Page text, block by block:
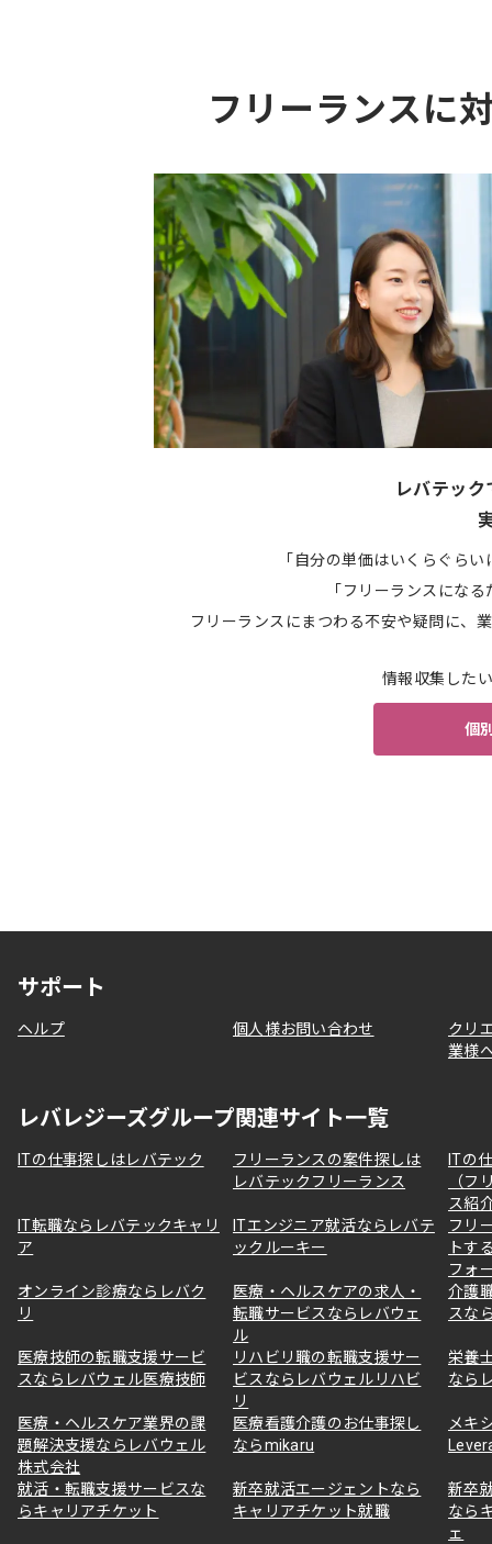
フリーランスに
レバテッ
「自分の単価はいくらぐら
「フリーランスにな
フリーランスにまつわる不安や疑問に、
情報収集した
個
サポート
ヘルプ 個人様お問い合わせ
クリ
業様
レバレジーズグループ関連サイト一覧
ITの仕事探しはレバテック
フリーランスの案件探しは
レバテックフリーランス
ITの
（フ
ス紹
IT転職ならレバテックキャリ
ア
ITエンジニア就活ならレバテ
ックルーキー
フリ
トす
フォ
オンライン診療ならレバク
リ
医療・ヘルスケアの求人・
転職サービスならレバウェ
ル
介護
スな
医療技師の転職支援サービ
スならレバウェル医療技師
リハビリ職の転職支援サー
ビスならレバウェルリハビ
リ
栄養
なら
医療・ヘルスケア業界の課
題解決支援ならレバウェル
株式会社
医療看護介護のお仕事探し
ならmikaru
メキ
就活・転職支援サービスな
らキャリアチケット
新卒就活エージェントなら
キャリアチケット就職
新卒
なら
ェ